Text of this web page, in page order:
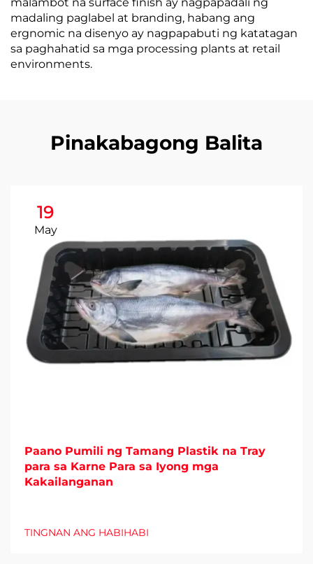
madaling paglabel at branding, habang ang
ergnomic na disenyo ay nagpapabuti ng katatagan
sa paghahatid sa mga processing plants at retail
environments.
Pinakabagong Balita
19
May
Paano Pumili ng Tamang Plastik na Tray
para sa Karne Para sa Iyong mga
Kakailanganan
TINGNAN ANG HABIHABI